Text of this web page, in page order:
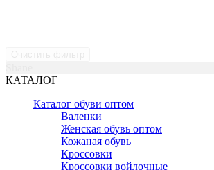
КАТАЛОГ
Каталог обуви оптом
Валенки
Женская обувь оптом
Кожаная обувь
Кроссовки
Кроссовки войлочные